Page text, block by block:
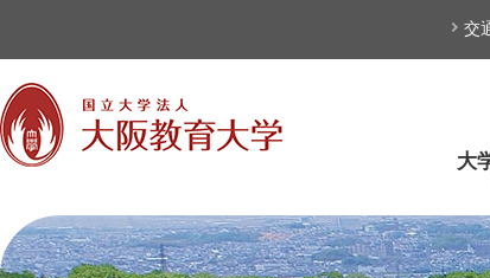
交
大